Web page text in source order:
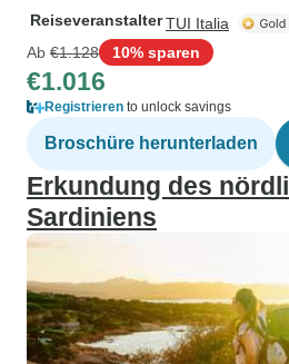
ReiseveranstalterTUI Italia
Ab €1.128 10% sparen
€1.016
Registrieren to unlock savings
Broschüre herunterladen
Erkundung des
Sardiniens